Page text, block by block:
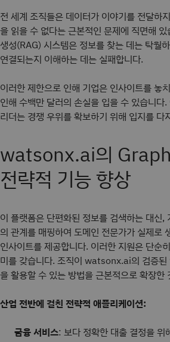
전 세계 조직들은 데이터가 이야기를 전달하
을 읽을 수 없다는 근본적인 문제에 직면해
생성(RAG) 시스템은 정보를 찾는 데는 탁월
연결되는지 이해하는 데는 실패합니다.
이러한 제한으로 인해 기업은 인사이트를 놓
인해 수백만 달러의 손실을 입을 수 있습니다
리더는 경쟁 우위를 확보하기 위해 입지를 다
watsonx.ai의
전략적 기능 향상
이 플랫폼은 단편화된 정보를 검색하는 대신,
의 관계를 매핑하여 도메인 전문가가 실제로
인사이트를 제공합니다. 이러한 지원은 단순
미를 갖습니다. 조직이 watsonx.ai의 검증된
을 활용할 수 있는 방법을 근본적으로 확장한
산업 전반에 걸친 전략적 애플리케이션:
금융 서비스: 보다 정확한 대출 결정을 위